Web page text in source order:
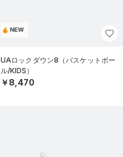
NEW
UAロックダウン8（バスケットボー
ル/KIDS）
￥8,470